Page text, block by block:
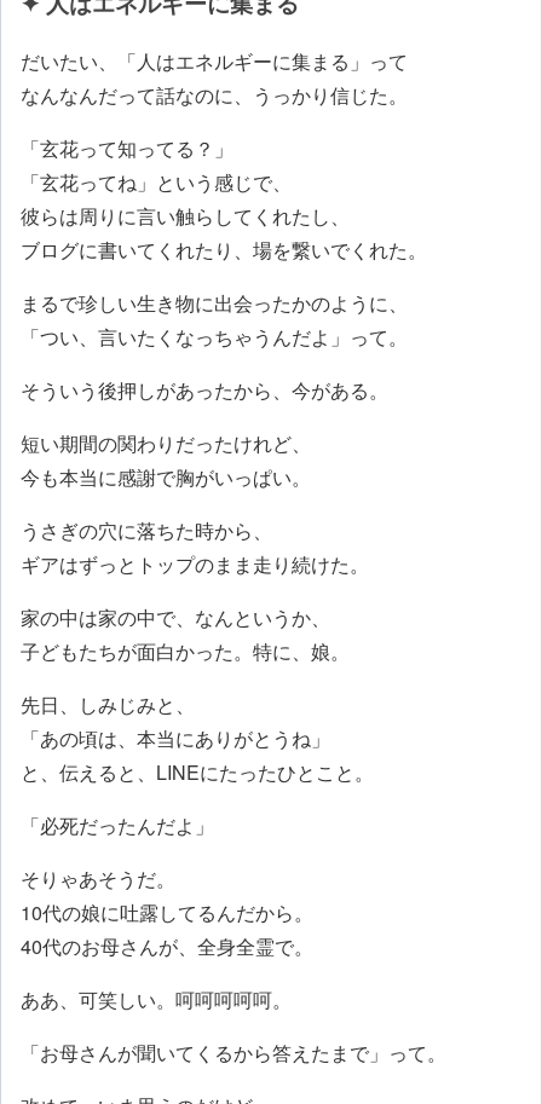
だいたい、「人はエネルギーに集まる」って
なんなんだって話なのに、うっかり信じた。
「玄花って知ってる？」
「玄花ってね」という感じで、
彼らは周りに言い触らしてくれたし、
ブログに書いてくれたり、場を繋いでくれた。
まるで珍しい生き物に出会ったかのように、
「つい、言いたくなっちゃうんだよ」って。
そういう後押しがあったから、今がある。
短い期間の関わりだったけれど、
今も本当に感謝で胸がいっぱい。
うさぎの穴に落ちた時から、
ギアはずっとトップのまま走り続けた。
家の中は家の中で、なんというか、
子どもたちが面白かった。特に、娘。
先日、しみじみと、
「あの頃は、本当にありがとうね」
と、伝えると、LINEにたったひとこと。
「必死だったんだよ」
そりゃあそうだ。
10代の娘に吐露してるんだから。
40代のお母さんが、全身全霊で。
ああ、可笑しい。呵呵呵呵呵。
「お母さんが聞いてくるから答えたまで」って。